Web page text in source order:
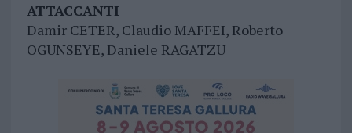
ATTACCANTI
Damir CETER, Claudio MAFFEI, Roberto
OGUNSEYE, Daniele RAGATZU